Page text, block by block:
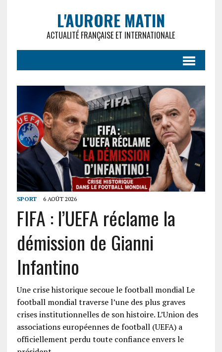
L'AURORE MATIN
ACTUALITÉ FRANÇAISE ET INTERNATIONALE
SPORT 6 AOÛT 2026
FIFA : l’UEFA réclame la
démission de Gianni
Infantino
Une crise historique secoue le football mondial Le
football mondial traverse l’une des plus graves
crises institutionnelles de son histoire. L’Union des
associations européennes de football (UEFA) a
officiellement perdu toute confiance envers le